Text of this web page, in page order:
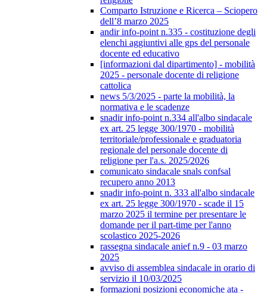
Comparto Istruzione e Ricerca – Sciopero
dell’8 marzo 2025
andir info-point n.335 - costituzione degli
elenchi aggiuntivi alle gps del personale
docente ed educativo
[informazioni dal dipartimento] - mobilità
2025 - personale docente di religione
cattolica
news 5/3/2025 - parte la mobilità, la
normativa e le scadenze
snadir info-point n.334 all'albo sindacale
ex art. 25 legge 300/1970 - mobilità
territoriale/professionale e graduatoria
regionale del personale docente di
religione per l'a.s. 2025/2026
comunicato sindacale snals confsal
recupero anno 2013
snadir info-point n. 333 all'albo sindacale
ex art. 25 legge 300/1970 - scade il 15
marzo 2025 il termine per presentare le
domande per il part-time per l'anno
scolastico 2025-2026
rassegna sindacale anief n.9 - 03 marzo
2025
avviso di assemblea sindacale in orario di
servizio il 10/03/2025
formazioni posizioni economiche ata -